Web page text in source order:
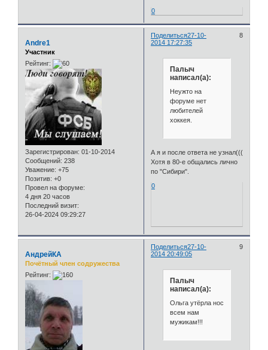
0
Поделиться 8
27-10-
2014 17:27:35
Andre1
Участник
Рейтинг:
Зарегистрирован: 01-10-2014
Сообщений: 238
Уважение: +75
Позитив: +0
Провел на форуме:
4 дня 20 часов
Последний визит:
26-04-2024 09:29:27
Палыч
написал(а):
Неужто на
форуме нет
любителей
хоккея.
А я и после ответа не узнал(((
Хотя в 80-е общались лично
по "Сибири".
0
Поделиться 9
27-10-
2014 20:49:05
АндрейКА
Почётный член содружества
Рейтинг:
Палыч
написал(а):
Ольга утёрла нос
всем нам
мужикам!!!